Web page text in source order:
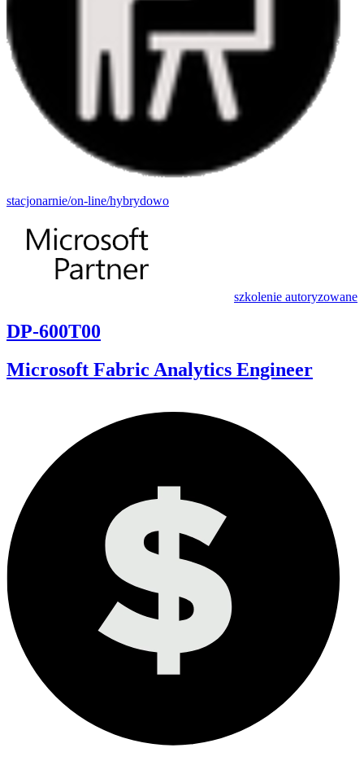
stacjonarnie/on-line/hybrydowo
szkolenie autoryzowane
DP-600T00
Microsoft Fabric Analytics Engineer